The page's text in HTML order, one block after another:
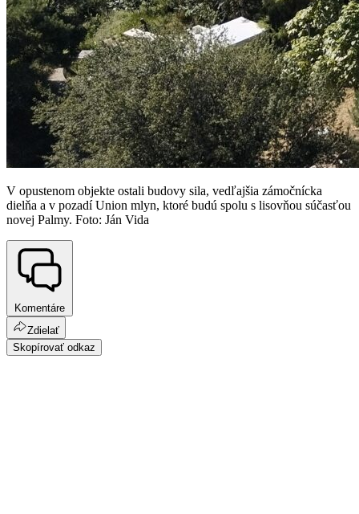
V opustenom objekte ostali budovy sila, vedľajšia zámočnícka
dielňa a v pozadí Union mlyn, ktoré budú spolu s lisovňou súčasťou
novej Palmy. Foto: Ján Vida
Komentáre
Zdielať
Skopírovať odkaz